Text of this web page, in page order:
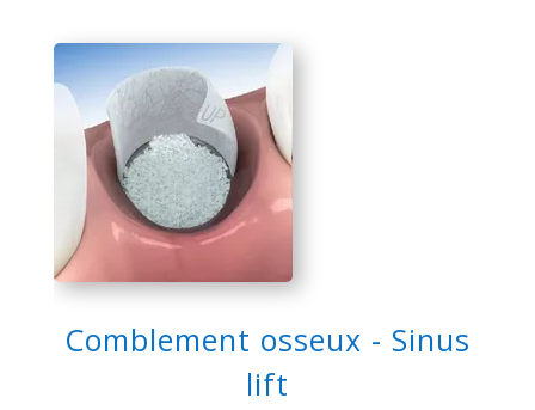
Comblement osseux - Sinus
lift